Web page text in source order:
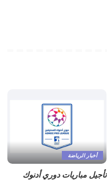
أخبار الرياضة
تأجيل مباريات دوري أدنوك